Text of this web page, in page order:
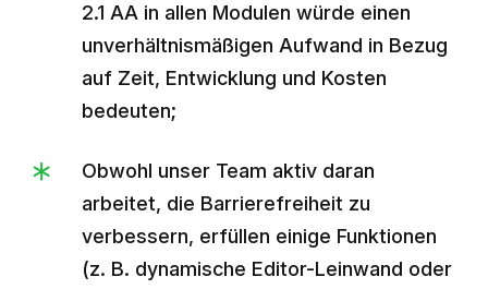
2.1 AA in allen Modulen würde einen
unverhältnismäßigen Aufwand in Bezug
auf Zeit, Entwicklung und Kosten
bedeuten;
Obwohl unser Team aktiv daran
arbeitet, die Barrierefreiheit zu
verbessern, erfüllen einige Funktionen
(z. B. dynamische Editor-Leinwand oder